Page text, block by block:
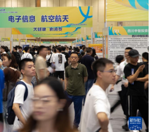
科创 量子 体育
画 健康 军事
频 图片 政务
文件 金融 汽车
居 信息化 数字经济